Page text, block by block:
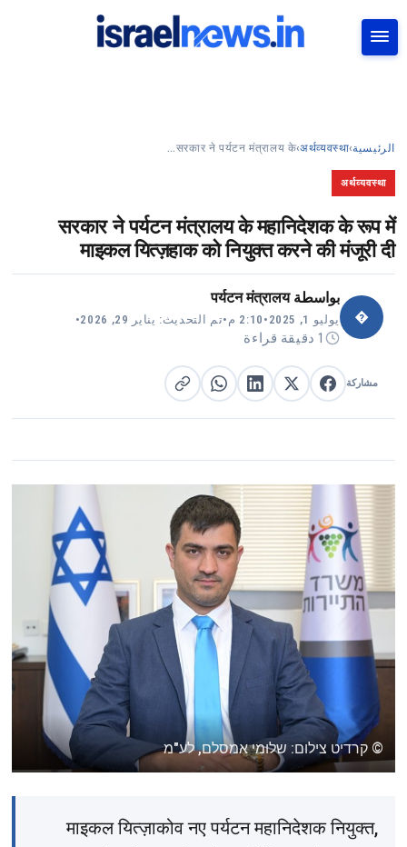
الرئيسية›
अर्थव्यवस्था
›
सरकार ने पर्यटन मंत्रालय के…
अर्थव्यवस्था
सरकार ने पर्यटन मंत्रालय के महानिदेशक के रूप में
माइकल यित्ज़हाक को नियुक्त करने की मंजूरी दी
�
بواسطةपर्यटन मंत्रालय
يوليو 1, 2025 • 2:10 م •تم التحديث: يناير 29, 2026 •
1 دقيقة قراءة
مشاركة مشاركة على فيسبوك
مشاركة على Xمشاركة على لينكد إن
مشاركة على واتساب
نسخ الرابط
© קרדיט צילום: שלומי אמסלם, לע"מ
माइकल यित्ज़ाकोव नए पर्यटन महानिदेशक नियुक्त,